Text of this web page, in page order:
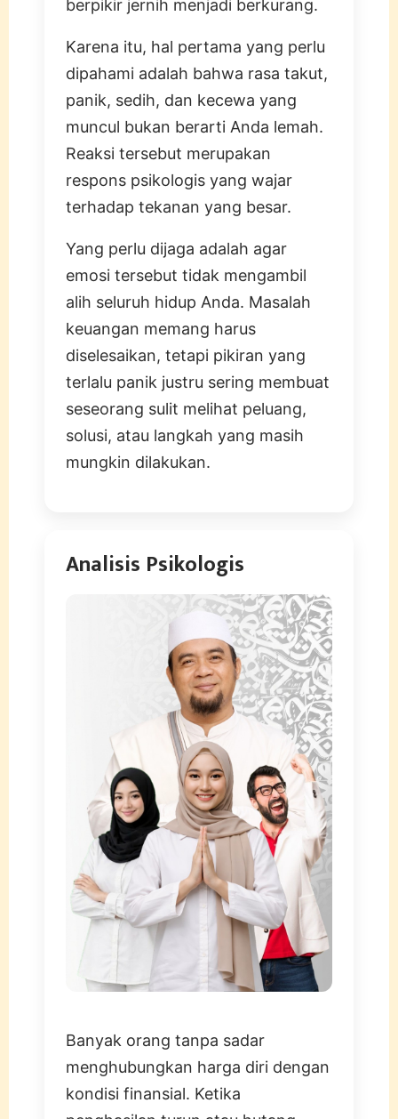
berpikir jernih menjadi berkurang.
Karena itu, hal pertama yang perlu
dipahami adalah bahwa rasa takut,
panik, sedih, dan kecewa yang
muncul bukan berarti Anda lemah.
Reaksi tersebut merupakan
respons psikologis yang wajar
terhadap tekanan yang besar.
Yang perlu dijaga adalah agar
emosi tersebut tidak mengambil
alih seluruh hidup Anda. Masalah
keuangan memang harus
diselesaikan, tetapi pikiran yang
terlalu panik justru sering membuat
seseorang sulit melihat peluang,
solusi, atau langkah yang masih
mungkin dilakukan.
Analisis Psikologis
Banyak orang tanpa sadar
menghubungkan harga diri dengan
kondisi finansial. Ketika